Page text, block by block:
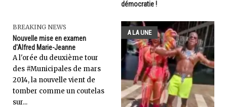
démocratie !
BREAKING NEWS
Nouvelle mise en examen
d'Alfred Marie-Jeanne
A l'orée du deuxième tour
des #Municipales de mars
2014, la nouvelle vient de
tomber comme un coutelas
sur...
A LA UNE